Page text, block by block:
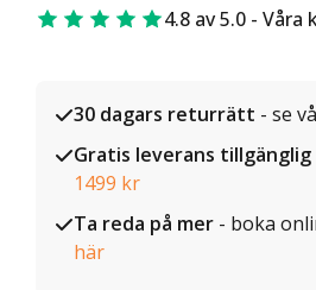
4.8 av 5.0 - Våra
30 dagars returrätt - se
Gratis leverans tillgänglig
1499 kr
Ta reda på mer - boka
här